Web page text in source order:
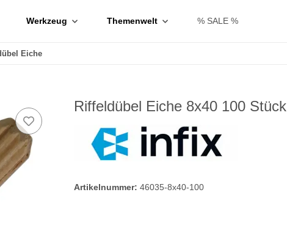
Werkzeug Themenwelt % SALE %
Eiche
Riffeldübel Eiche 8x40 100 Stück
Artikelnummer: 46035-8x40-100